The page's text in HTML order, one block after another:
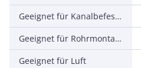
Geeignet für Kanalbefestigung
Geeignet für Rohrmontage
Geeignet für Luft